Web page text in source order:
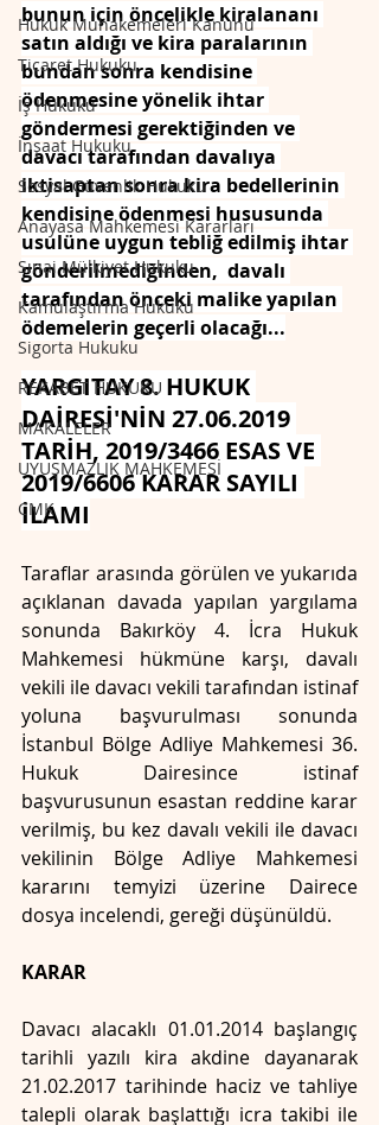
Hukuk Muhakemeleri Kanunu
Ticaret Hukuku
İş Hukuku
İnşaat Hukuku
Sosyal Güvenlik Hukuku
Anayasa Mahkemesi Kararları
Sınai Mülkiyet Hukuku
Kamulaştırma Hukuku
Sigorta Hukuku
REKABET HUKUKU
MAKALELER
UYUŞMAZLIK MAHKEMESİ
CMK
bunun için öncelikle kiralananı
satın aldığı ve kira paralarının
bundan sonra kendisine
ödenmesine yönelik ihtar
göndermesi gerektiğinden ve
davacı tarafından davalıya
iktisaptan sonra kira bedellerinin
kendisine ödenmesi hususunda
usulüne uygun tebliğ edilmiş ihtar
gönderilmediğinden,  davalı
tarafından önceki malike yapılan
ödemelerin geçerli olacağı...
YARGITAY 8. HUKUK
DAİRESİ'NİN 27.06.2019
TARİH, 2019/3466 ESAS VE
2019/6606 KARAR SAYILI
İLAMI
Taraflar arasında görülen ve yukarıda
açıklanan davada yapılan yargılama
sonunda Bakırköy 4. İcra Hukuk
Mahkemesi hükmüne karşı, davalı
vekili ile davacı vekili tarafından istinaf
yoluna başvurulması sonunda
İstanbul Bölge Adliye Mahkemesi 36.
Hukuk Dairesince istinaf
başvurusunun esastan reddine karar
verilmiş, bu kez davalı vekili ile davacı
vekilinin Bölge Adliye Mahkemesi
kararını temyizi üzerine Dairece
dosya incelendi, gereği düşünüldü.
KARAR
Davacı alacaklı 01.01.2014 başlangıç
tarihli yazılı kira akdine dayanarak
21.02.2017 tarihinde haciz ve tahliye
talepli olarak başlattığı icra takibi ile